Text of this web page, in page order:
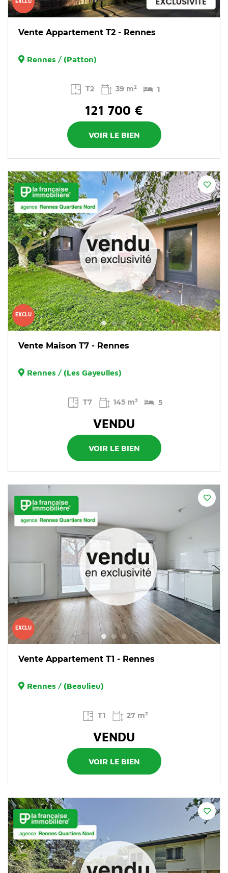
Vente Appartement T2 - Rennes
Rennes / (Patton)
T2 39 m² 1
121 700 €
VOIR LE BIEN
EXCLU
Vente Maison T7 - Rennes
Rennes / (Les Gayeulles)
T7 145 m² 5
VENDU
VOIR LE BIEN
EXCLU
Vente Appartement T1 - Rennes
Rennes / (Beaulieu)
T1 27 m²
VENDU
VOIR LE BIEN